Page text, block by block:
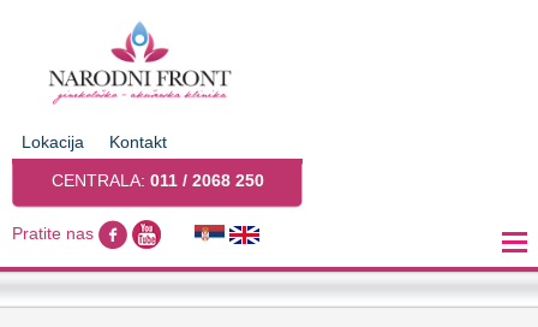
Lokacija
Kontakt
CENTRALA: 011 / 2068 250
Pratite nas